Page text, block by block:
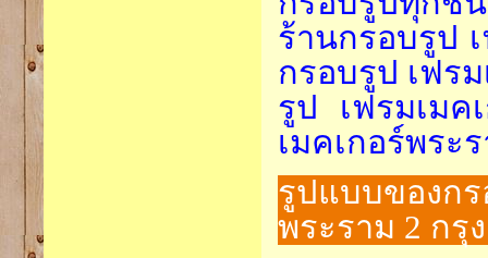
ร้านกรอบรูป
กรอบรูป เฟร
รูป เฟรมเมค
เมคเกอร์พระ
รูปแบบของก
พระราม 2 กรุ